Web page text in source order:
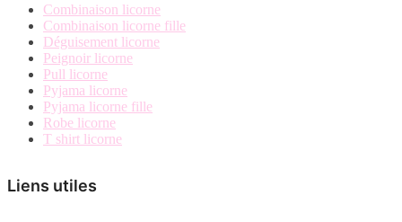
Combinaison licorne
Combinaison licorne fille
Déguisement licorne
Peignoir licorne
Pull licorne
Pyjama licorne
Pyjama licorne fille
Robe licorne
T shirt licorne
Liens utiles